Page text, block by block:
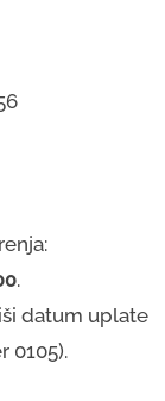
.
datum uplate
0105).